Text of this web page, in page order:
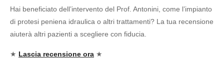
Hai beneficiato dell’intervento del Prof. Antonini, come l’impianto
di protesi peniena idraulica o altri trattamenti? La tua recensione
aiuterà altri pazienti a scegliere con fiducia.
★ Lascia recensione ora ★